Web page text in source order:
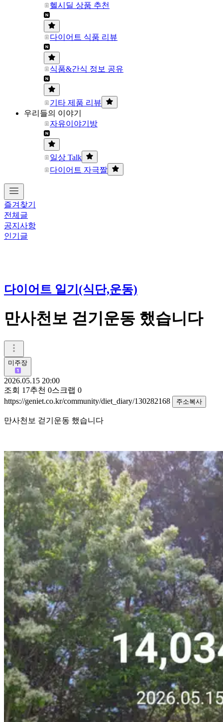
헬시딜 상품 추천
다이어트 식품 리뷰
식품&간식 정보 공유
기타 제품 리뷰
우리들의 이야기
자유이야기방
일상 Talk
다이어트 자극짤
즐겨찾기
전체글
공지사항
인기글
다이어트 일기(식단,운동)
만사천보 걷기운동 했습니다
미주장
2026.05.15 20:00
조회 17추천 0스크랩 0
https://geniet.co.kr/community/diet_diary/130282168
주소복사
만사천보 걷기운동 했습니다